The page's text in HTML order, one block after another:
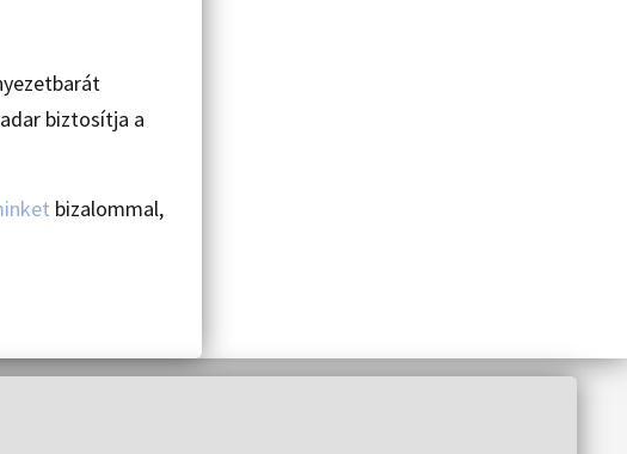
biztosítja a
bizalommal,